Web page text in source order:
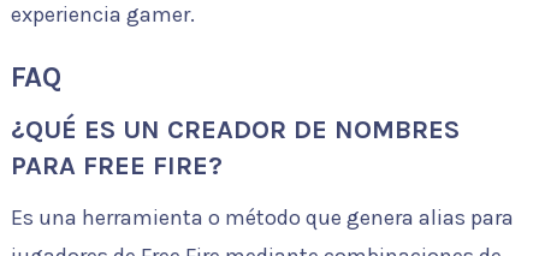
experiencia gamer.
FAQ
¿QUÉ ES UN CREADOR DE NOMBRES
PARA FREE FIRE?
Es una herramienta o método que genera alias para